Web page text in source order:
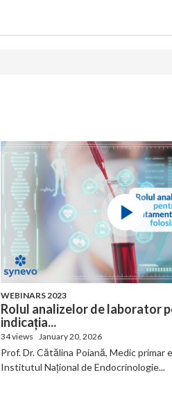
WEBINARS 2023
Rolul analizelor de laborator
indicația...
34 views January 20, 2026
Prof. Dr. Cătălina Poiană, Medic primar
Institutul Național de Endocrinologie...